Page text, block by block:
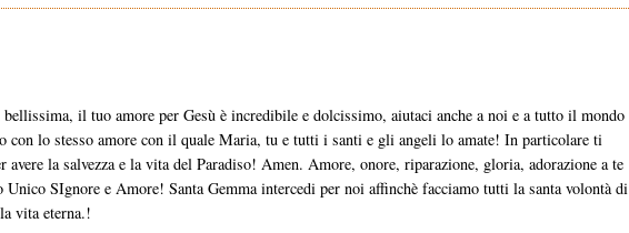
il tuo amore per Gesù è incredibile e dolcissimo, aiutaci anche a noi e a tutto il mondo
con lo stesso amore con il quale Maria, tu e tutti i santi e gli angeli lo amate! In particolare ti
la salvezza e la vita del Paradiso! Amen. Amore, onore, riparazione, gloria, adorazione a te
SIgnore e Amore! Santa Gemma intercedi per noi affinchè facciamo tutti la santa volontà di
vita eterna.!